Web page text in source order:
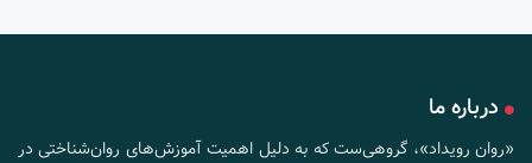
درباره ما
«روان رویداد»، گروهی‌ست که به دلیل اهمیت آموزش‌های روان‌شناختی در